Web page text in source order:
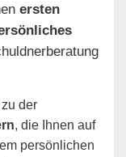
ersten
der
, die Ihnen auf
persönlichen